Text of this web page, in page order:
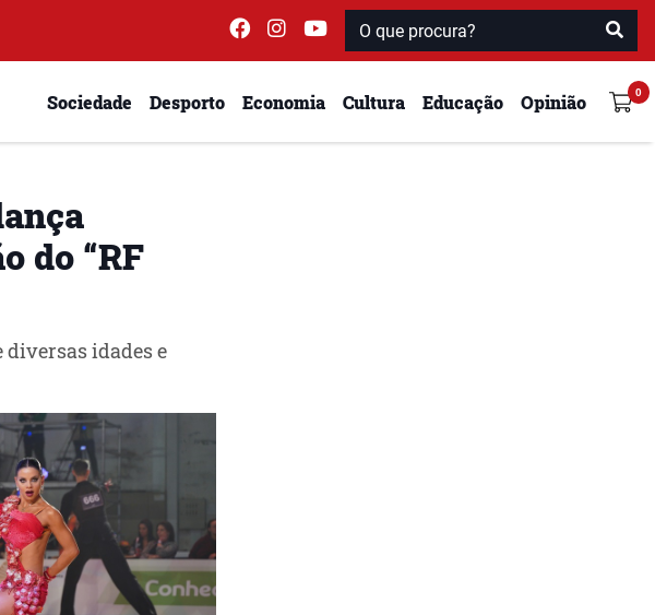
Sociedade Desporto Economia Cultura Educação Opinião
do “RF
diversas idades e